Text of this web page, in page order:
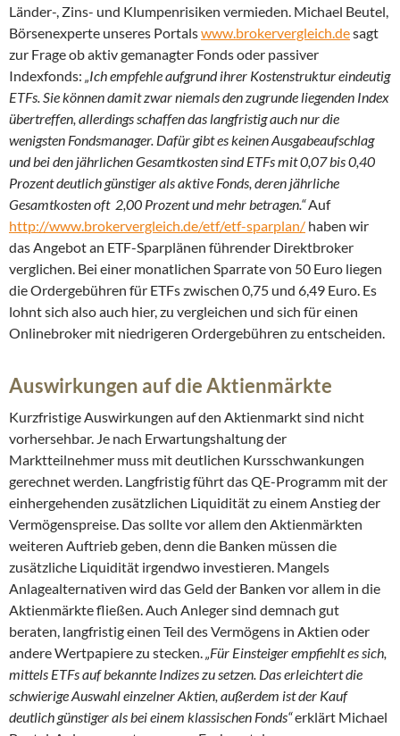
Länder-, Zins- und Klumpenrisiken vermieden. Michael Beutel,
Börsenexperte unseres Portalswww.brokervergleich.desagt
zur Frage ob aktiv gemanagter Fonds oder passiver
Indexfonds: „Ich empfehle aufgrund ihrer Kostenstruktur eindeutig
ETFs. Sie können damit zwar niemals den zugrunde liegenden Index
übertreffen, allerdings schaffen das langfristig auch nur die
wenigsten Fondsmanager. Dafür gibt es keinen Ausgabeaufschlag
und bei den jährlichen Gesamtkosten sind ETFs mit 0,07 bis 0,40
Prozent deutlich günstiger als aktive Fonds, deren jährliche
Gesamtkosten oft 2,00 Prozent und mehr betragen.“Auf
http://www.brokervergleich.de/etf/etf-sparplan/ haben wir
das Angebot an ETF-Sparplänen führender Direktbroker
verglichen. Bei einer monatlichen Sparrate von 50 Euro liegen
die Ordergebühren für ETFs zwischen 0,75 und 6,49 Euro. Es
lohnt sich also auch hier, zu vergleichen und sich für einen
Onlinebroker mit niedrigeren Ordergebühren zu entscheiden.
Auswirkungen auf die Aktienmärkte
Kurzfristige Auswirkungen auf den Aktienmarkt sind nicht
vorhersehbar. Je nach Erwartungshaltung der
Marktteilnehmer muss mit deutlichen Kursschwankungen
gerechnet werden. Langfristig führt das QE-Programm mit der
einhergehenden zusätzlichen Liquidität zu einem Anstieg der
Vermögenspreise. Das sollte vor allem den Aktienmärkten
weiteren Auftrieb geben, denn die Banken müssen die
zusätzliche Liquidität irgendwo investieren. Mangels
Anlagealternativen wird das Geld der Banken vor allem in die
Aktienmärkte fließen. Auch Anleger sind demnach gut
beraten, langfristig einen Teil des Vermögens in Aktien oder
andere Wertpapiere zu stecken.„Für Einsteiger empfiehlt es sich,
mittels ETFs auf bekannte Indizes zu setzen. Das erleichtert die
schwierige Auswahl einzelner Aktien, außerdem ist der Kauf
deutlich günstiger als bei einem klassischen Fonds“erklärt Michael